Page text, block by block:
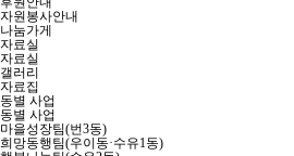
자원봉사안내
나눔가게
자료실
자료실
갤러리
자료집
동별 사업
동별 사업
마을성장팀(번3동)
희망동행팀(우이동·수유1동)